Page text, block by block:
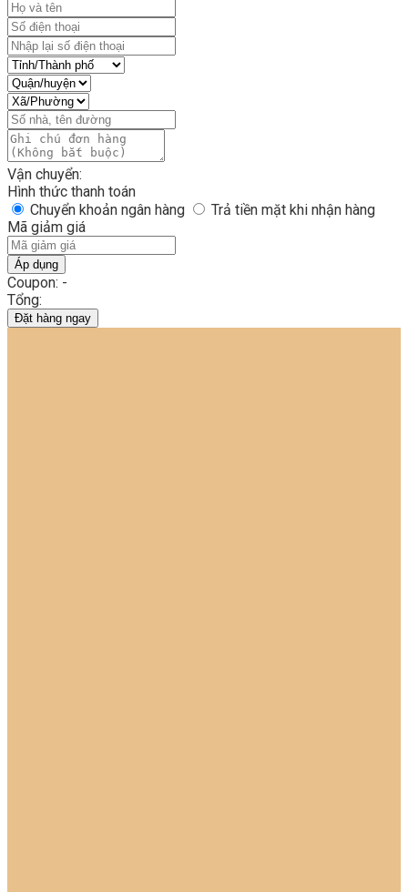
Vận chuyển:
Hình thức thanh toán
Chuyển khoản ngân hàng
Trả tiền mặt khi nhận hàng
Mã giảm giá
Áp dụng
Coupon: -
Tổng:
Đặt hàng ngay